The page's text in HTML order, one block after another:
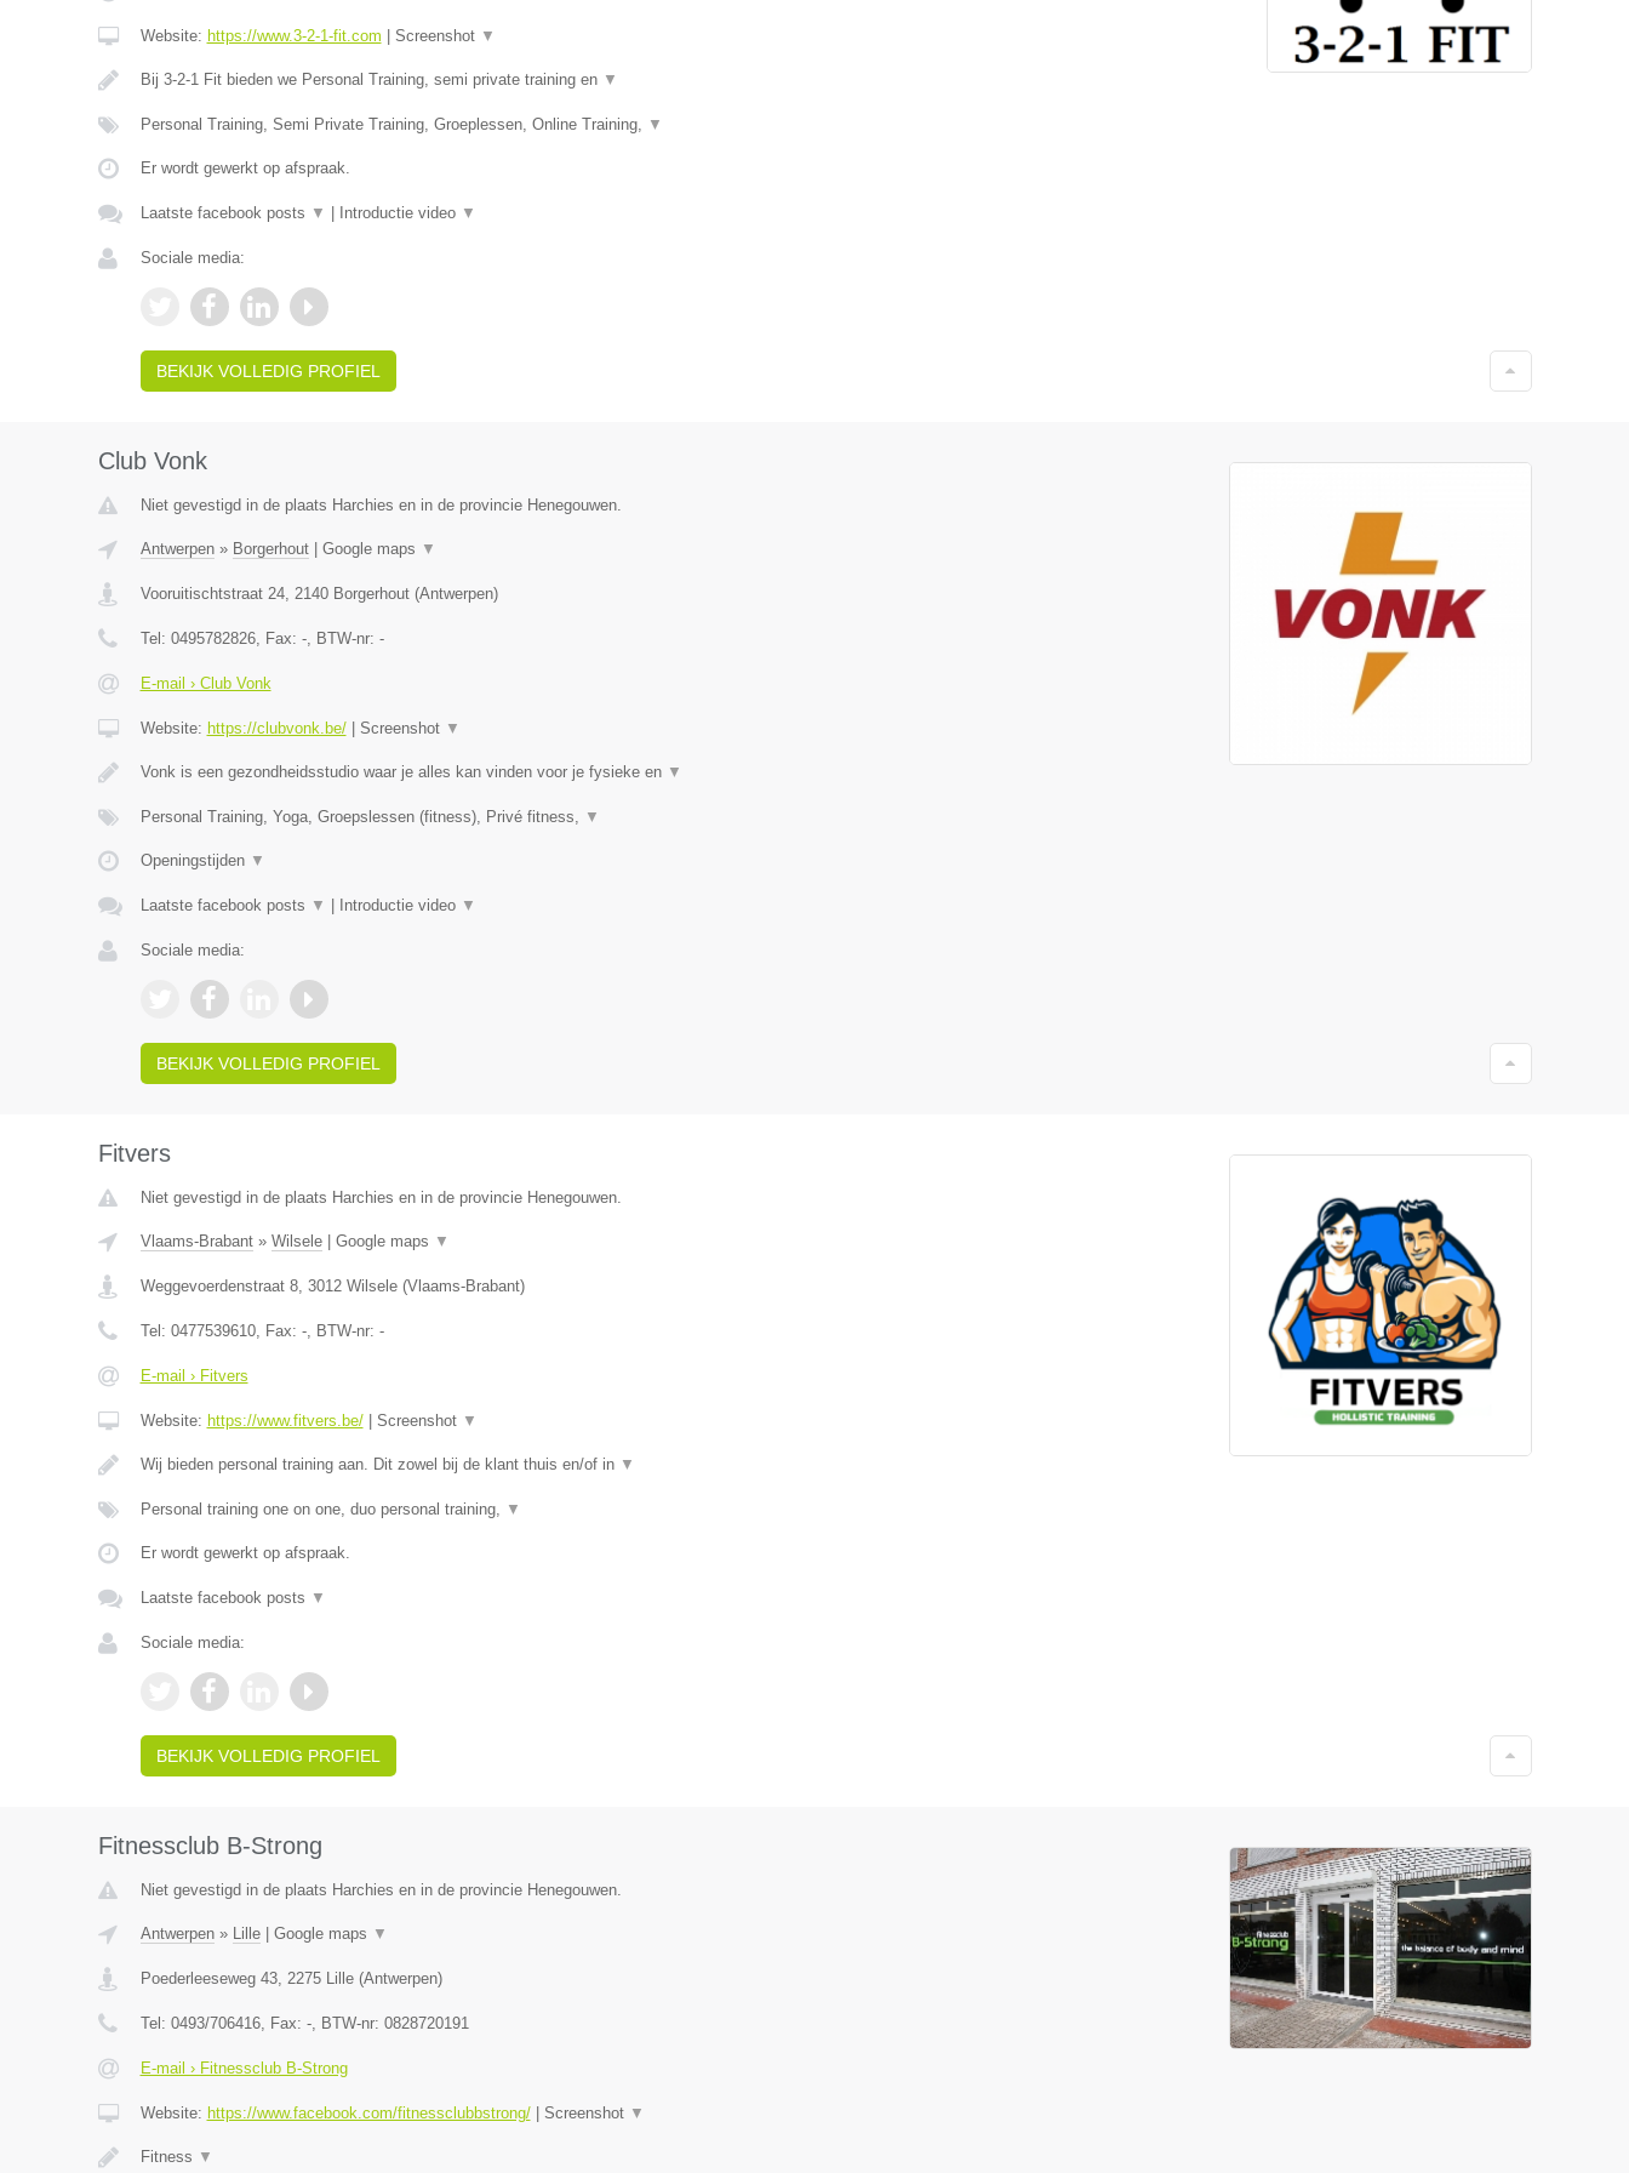
Website: https://www.3-2-1-fit.com Screenshot ▼
Bij 3-2-1 Fit bieden we Personal Training, semi private training en ▼
Personal Training, Semi Private Training, Groeplessen, Online Training, ▼
Er wordt gewerkt op afspraak.
Laatste facebook posts ▼ Introductie video ▼
Sociale media:
BEKIJK VOLLEDIG PROFIEL
Club Vonk
Niet gevestigd in de plaats Harchies en in de provincie Henegouwen.
Antwerpen» Borgerhout| Google maps ▼
Vooruitischtstraat 24, 2140 Borgerhout(Antwerpen)
Tel: 0495782826, Fax: -, BTW-nr: -
E-mail › Club Vonk
Website: https://clubvonk.be/| Screenshot ▼
Vonk is een gezondheidsstudio waar je alles kan vinden voor je fysieke en ▼
Personal Training, Yoga, Groepslessen (fitness), Privé fitness, ▼
Openingstijden ▼
Laatste facebook posts ▼ Introductie video ▼
Sociale media:
BEKIJK VOLLEDIG PROFIEL
Fitvers
Niet gevestigd in de plaats Harchies en in de provincie Henegouwen.
Vlaams-Brabant» Wilsele| Google maps ▼
Weggevoerdenstraat 8, 3012 Wilsele(Vlaams-Brabant)
Tel: 0477539610, Fax: -, BTW-nr: -
E-mail › Fitvers
Website: https://www.fitvers.be/| Screenshot ▼
Wij bieden personal training aan. Dit zowel bij de klant thuis en/of in ▼
Personal training one on one, duo personal training, ▼
Er wordt gewerkt op afspraak.
Laatste facebook posts ▼
Sociale media:
BEKIJK VOLLEDIG PROFIEL
Fitnessclub B-Strong
Niet gevestigd in de plaats Harchies en in de provincie Henegouwen.
Antwerpen» Lille| Google maps ▼
Poederleeseweg 43, 2275 Lille(Antwerpen)
Tel: 0493/706416, Fax: -, BTW-nr: 0828720191
E-mail › Fitnessclub B-Strong
Website: https://www.facebook.com/fitnessclubbstrong/| Screenshot ▼
Fitness ▼